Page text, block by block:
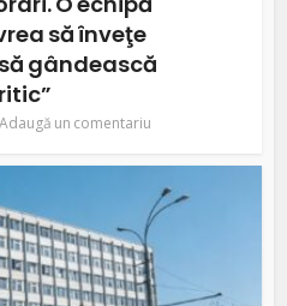
să înveţe
gândească
Adaugă un comentariu